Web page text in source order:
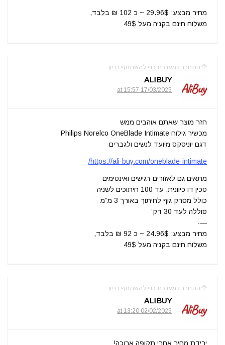
מחיר מבצע: 29.96$ ~ כ 102 ₪ בלבד,
משלוח חינם בקניה מעל 49$
התחבר למערכת כדי להשתתף בדיון
ALIBUY
17/03/2025 at 15:57
חזר מוצר שאתם אוהבים ממש
מכשיר גילוח Philips Norelco OneBlade Intimate
דגם יוניסקס מיועד לנשים ולגברים
https://ali-buy.com/oneblade-intimate/
מתאים גם לאזורים רגישים ואינטימים
סכין דו כיוונית, עד 100 חיתוכים לשניה
כולל מסרק גוף לחיתוך באורך 3 מ”מ
סוללה לעד 30 דק’
—-
מחיר מבצע: 24.96$ ~ כ 92 ₪ בלבד,
משלוח חינם בקניה מעל 49$
התחבר למערכת כדי להשתתף בדיון
ALIBUY
02/02/2025 at 13:20
ירידת מחיר אחרי תקופה ארוכה!